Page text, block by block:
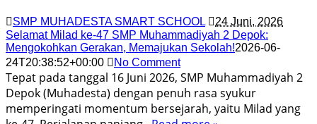
SMP MUHADESTA SMART SCHOOL
24 Juni, 2026
Selamat Milad ke-47 SMP Muhammadiyah 2 Depok:
Mengokohkan Gerakan, Memajukan Sekolah!2026-06-
24T20:38:52+00:00
No Comment
Tepat pada tanggal 16 Juni 2026, SMP Muhammadiyah 2
Depok (Muhadesta) dengan penuh rasa syukur
memperingati momentum bersejarah, yaitu Milad yang